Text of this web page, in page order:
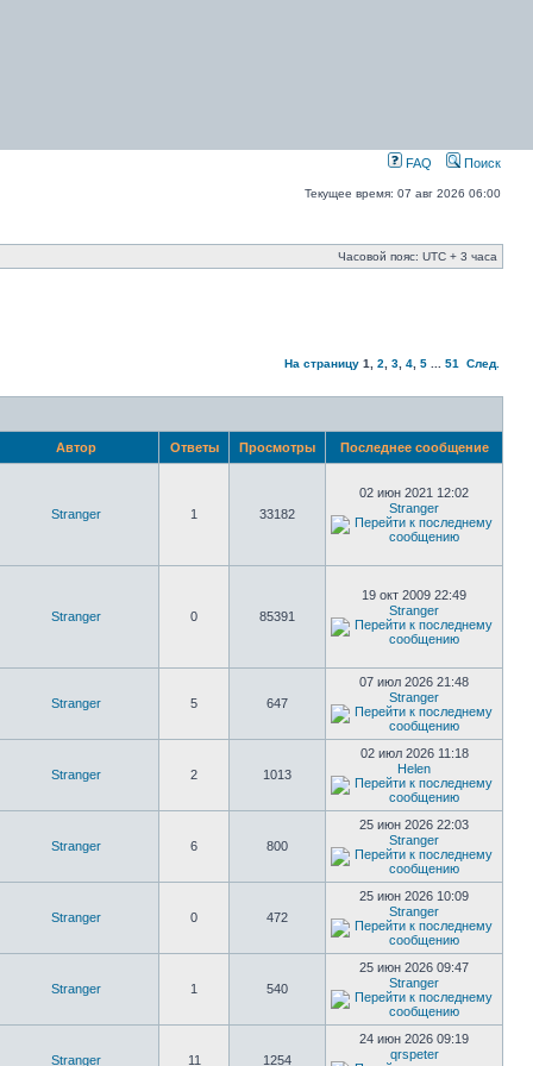
FAQ Поиск
Текущее время: 07 авг 2026 06:00
Часовой пояс: UTC + 3 часа
На страницу 1 2 3 4 5 51 След.
Автор Ответы Просмотры Последнее сообщение
Stranger 1 33182
02 июн 2021 12:02
Stranger
Stranger 0 85391
19 окт 2009 22:49
Stranger
Stranger 5 647
07 июл 2026 21:48
Stranger
Stranger 2 1013
02 июл 2026 11:18
Helen
Stranger 6 800
25 июн 2026 22:03
Stranger
Stranger 0 472
25 июн 2026 10:09
Stranger
Stranger 1 540
25 июн 2026 09:47
Stranger
Stranger 11 1254
24 июн 2026 09:19
qrspeter